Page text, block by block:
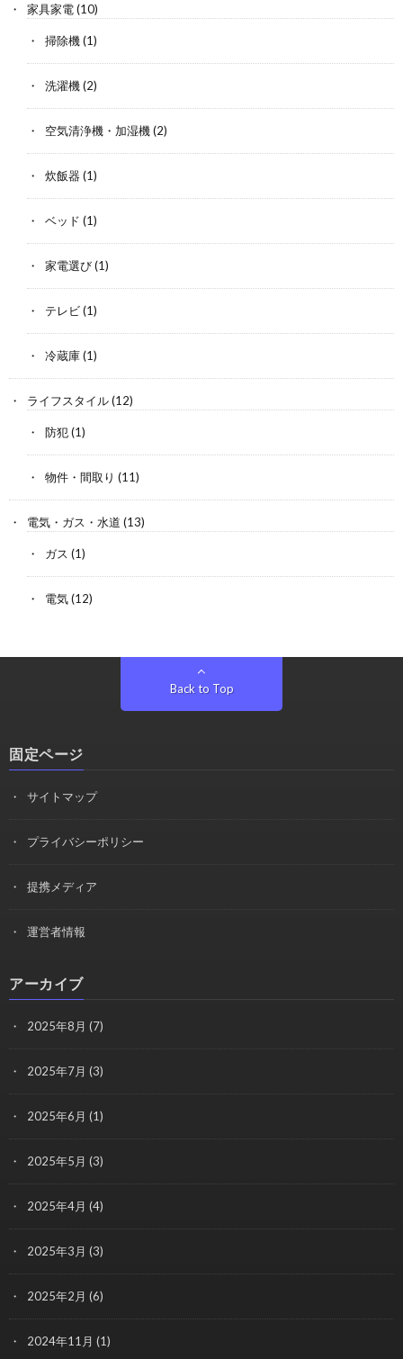
家具家電(10)
掃除機(1)
洗濯機(2)
空気清浄機・加湿機(2)
炊飯器 (1)
ベッド (1)
家電選び(1)
テレビ(1)
冷蔵庫(1)
ライフスタイル(12)
防犯(1)
物件・間取り (11)
電気・ガス・水道 (13)
ガス (1)
電気(12)
Back to Top
固定ページ
サイトマップ
プライバシーポリシー
提携メディア
運営者情報
アーカイブ
2025年8月 (7)
2025年7月 (3)
2025年6月 (1)
2025年5月 (3)
2025年4月 (4)
2025年3月 (3)
2025年2月 (6)
2024年11月 (1)